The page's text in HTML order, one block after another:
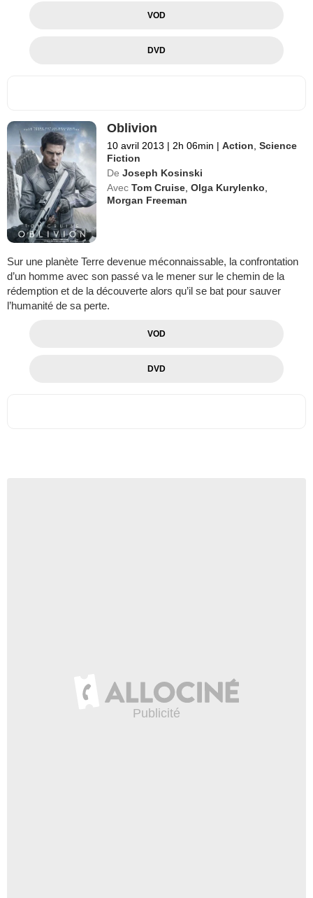
VOD
DVD
Oblivion
10 avril 2013 | 2h 06min | Action ,Science
Fiction
De Joseph Kosinski
Avec Tom Cruise ,Olga Kurylenko
Morgan Freeman
Sur une planète Terre devenue méconnaissable, la confrontation
d’un homme avec son passé va le mener sur le chemin de la
rédemption et de la découverte alors qu’il se bat pour sauver
l’humanité de sa perte.
VOD
DVD